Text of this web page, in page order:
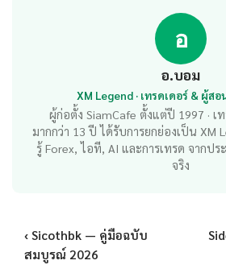
อ
อ.บอม
XM Legend · เทรดเดอร์ & ผู้ส
ผู้ก่อตั้ง SiamCafe ตั้งแต่ปี 1997 · เ
มากกว่า 13 ปี ได้รับการยกย่องเป็น XM
รู้ Forex, ไอที, AI และการเทรด จากป
จริง
‹ Sicothbk — คู่มือฉบับ
สมบูรณ์ 2026